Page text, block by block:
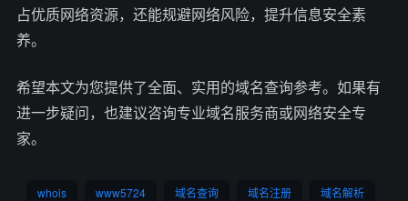
占优质网络资源，还能规避网络风险，提升信息安全素
养。
希望本文为您提供了全面、实用的域名查询参考。如果有
进一步疑问，也建议咨询专业域名服务商或网络安全专
家。
whois www5724 域名查询 域名注册 域名解析